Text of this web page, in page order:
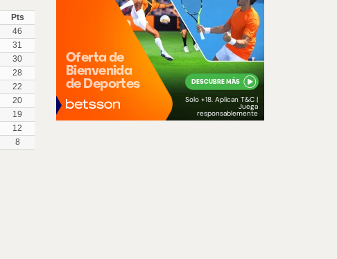
Pts
46
31
30
28
22
20
19
12
8